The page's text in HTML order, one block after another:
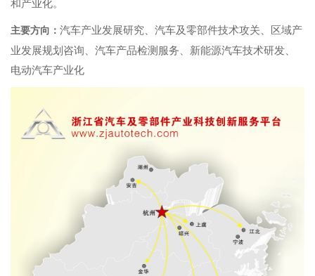
和产业化。
主要方向： 汽车产业发展研究、汽车及零部件技术攻关、区域产
业发展规划咨询、汽车产品检测服务、新能源汽车技术研发、
电动汽车产业化